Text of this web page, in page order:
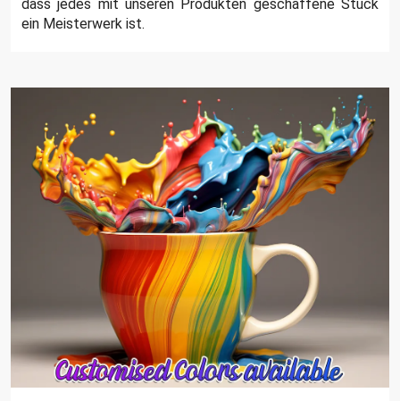
dass jedes mit unseren Produkten geschaffene Stück
ein Meisterwerk ist.